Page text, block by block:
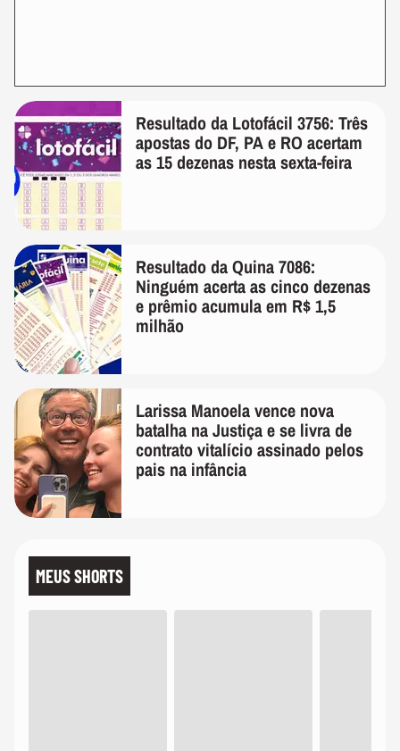
Resultado da Lotofácil 3756: Três
apostas do DF, PA e RO acertam
as 15 dezenas nesta sexta-feira
Resultado da Quina 7086:
Ninguém acerta as cinco dezenas
e prêmio acumula em R$ 1,5
milhão
Larissa Manoela vence nova
batalha na Justiça e se livra de
contrato vitalício assinado pelos
pais na infância
MEUS SHORTS